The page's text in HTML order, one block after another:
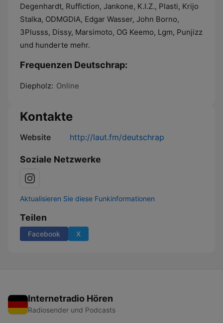
Degenhardt, Ruffiction, Jankone, K.I.Z., Plasti, Krijo
Stalka, ODMGDIA, Edgar Wasser, John Borno,
3Plusss, Dissy, Marsimoto, OG Keemo, Lgm, Punjizz
und hunderte mehr.
Frequenzen Deutschrap:
Diepholz: Online
Kontakte
Website http://laut.fm/deutschrap
Soziale Netzwerke
Aktualisieren Sie diese Funkinformationen
Teilen
Facebook X
Internetradio Hören
Radiosender und Podcasts